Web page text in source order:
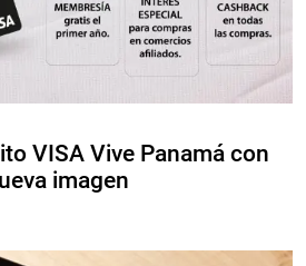
VISA Vive Panamá con
imagen